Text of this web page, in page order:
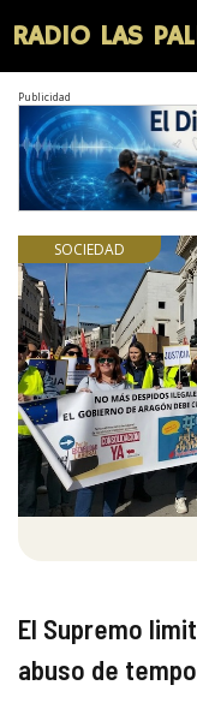
RADIO LAS
Publicidad
SOCIEDAD
El Supremo
abuso de